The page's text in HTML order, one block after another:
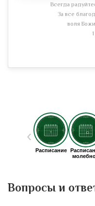
Всегда
За все
воля
Вопросы и